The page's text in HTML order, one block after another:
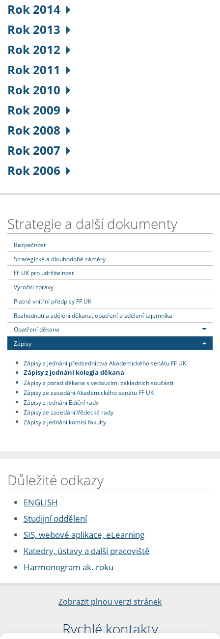
Rok 2014
Rok 2013
Rok 2012
Rok 2011
Rok 2010
Rok 2009
Rok 2008
Rok 2007
Rok 2006
Strategie a další dokumenty
Bezpečnost
Strategické a dlouhodobé záměry
FF UK pro udržitelnost
Výroční zprávy
Platné vnitřní předpisy FF UK
Rozhodnutí a sdělení děkana, opatření a sdělení tajemníka
Opatření děkana
Zápisy
Zápisy z jednání předsednictva Akademického senátu FF UK
Zápisy z jednání kolegia děkana
Zápisy z porad děkana s vedoucími základních součástí
Zápisy ze zasedání Akademického senátu FF UK
Zápisy z jednání Ediční rady
Zápisy ze zasedání Vědecké rady
Zápisy z jednání komisí fakulty
Důležité odkazy
ENGLISH
Studijní oddělení
SIS, webové aplikace, eLearning
Katedry, ústavy a další pracoviště
Harmonogram ak. roku
Zobrazit plnou verzi stránek
Rychlé kontakty